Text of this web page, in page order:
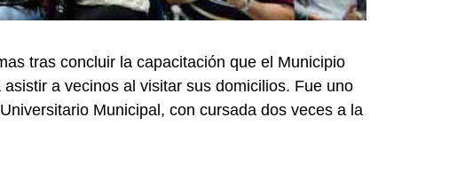
tras concluir la capacitación que el Municipio
a vecinos al visitar sus domicilios. Fue uno
Municipal, con cursada dos veces a la